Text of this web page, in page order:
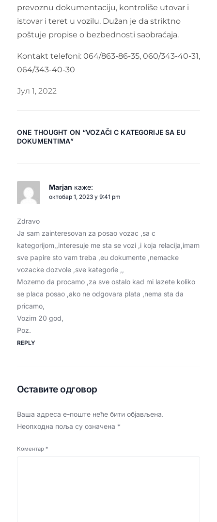
prevoznu dokumentaciju, kontroliše utovar i
istovar i teret u vozilu. Dužan je da striktno
poštuje propise o bezbednosti saobraćaja.
Kontakt telefoni: 064/863-86-35, 060/343-40-31,
064/343-40-30
Јул 1, 2022
ONE THOUGHT ON “VOZAČI C KATEGORIJE SA EU
DOKUMENTIMA”
Marjan каже:
октобар 1, 2023 у 9:41 pm
Zdravo
Ja sam zainteresovan za posao vozac ,sa c
kategorijom,,interesuje me sta se vozi ,i koja relacija,imam
sve papire sto vam treba ,eu dokumente ,nemacke
vozacke dozvole ,sve kategorie ,,
Mozemo da procamo ,za sve ostalo kad mi lazete koliko
se placa posao ,ako ne odgovara plata ,nema sta da
pricamo,
Vozim 20 god,
Poz.
REPLY
Оставите одговор
Ваша адреса е-поште неће бити објављена.
Неопходна поља су означена *
Коментар *